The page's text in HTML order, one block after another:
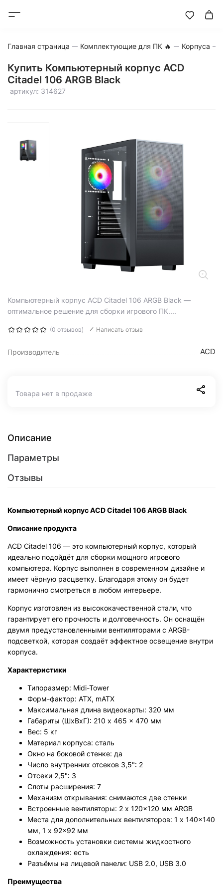
Главная страница Комплектующие для ПК 🔥 Корпуса
Купить Компьютерный корпус ACD
Citadel 106 ARGB Black
артикул: 314627
Компьютерный корпус ACD Citadel 106 ARGB Black —
оптимальное решение для сборки игрового ПК....
(0 отзывов) Написать отзыв
Производитель ACD
Товара нет в продаже
Описание
Параметры
Отзывы
Компьютерный корпус ACD Citadel 106 ARGB Black
Описание продукта
ACD Citadel 106 — это компьютерный корпус, который
идеально подойдёт для сборки мощного игрового
компьютера. Корпус выполнен в современном дизайне и
имеет чёрную расцветку. Благодаря этому он будет
гармонично смотреться в любом интерьере.
Корпус изготовлен из высококачественной стали, что
гарантирует его прочность и долговечность. Он оснащён
двумя предустановленными вентиляторами с ARGB-
подсветкой, которая создаёт эффектное освещение внутри
корпуса.
Характеристики
Типоразмер: Midi-Tower
Форм-фактор: ATX, mATX
Максимальная длина видеокарты: 320 мм
Габариты (ШхВхГ): 210 x 465 x 470 мм
Вес: 5 кг
Материал корпуса: сталь
Окно на боковой стенке: да
Число внутренних отсеков 3,5": 2
Отсеки 2,5": 3
Слоты расширения: 7
Механизм открывания: снимаются две стенки
Встроенные вентиляторы: 2 x 120x120 мм ARGB
Места для дополнительных вентиляторов: 1 x 140x140
мм, 1 x 92x92 мм
Возможность установки системы жидкостного
охлаждения: есть
Разъёмы на лицевой панели: USB 2.0, USB 3.0
Преимущества